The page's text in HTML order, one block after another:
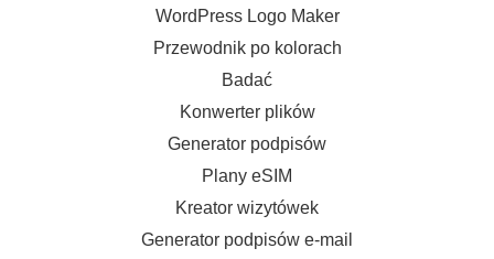
WordPress Logo Maker
Przewodnik po kolorach
Badać
Konwerter plików
Generator podpisów
Plany eSIM
Kreator wizytówek
Generator podpisów e-mail